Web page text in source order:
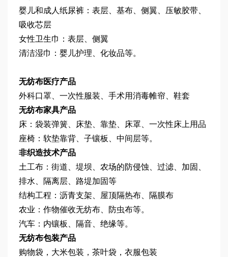
婴儿和成人纸尿裤：表层、基布、侧翼、压敏胶带、
吸收芯层
女性卫生巾：表层、侧翼
清洁湿巾：婴儿护理、化妆品等。
无纺布医疗产品
外科口罩、一次性服装、手术用消毒帷帘、鞋套
无纺布家具产品
床：袋装弹簧、床垫、靠垫、床罩、一次性床上用品
座椅：软垫靠背、子镶板、中间层等。
非织造技术产品
土工布：街道、堤坝、农场的防侵蚀、过滤、加固、
排水、隔离层、路堤加固等
结构工程：沥青支架、屋顶隔热布、隔膜布
农业：作物催收无纺布、防虫布等。
汽车：内镶板、隔音、绝缘等。
无纺布包装产品
购物袋，大米包装，茶叶袋，衣服包装